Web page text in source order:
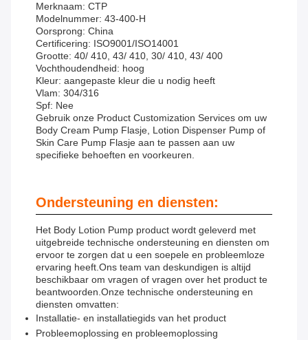
Merknaam: CTP
Modelnummer: 43-400-H
Oorsprong: China
Certificering: ISO9001/ISO14001
Grootte: 40/ 410, 43/ 410, 30/ 410, 43/ 400
Vochthoudendheid: hoog
Kleur: aangepaste kleur die u nodig heeft
Vlam: 304/316
Spf: Nee
Gebruik onze Product Customization Services om uw
Body Cream Pump Flasje, Lotion Dispenser Pump of
Skin Care Pump Flasje aan te passen aan uw
specifieke behoeften en voorkeuren.
Ondersteuning en diensten:
Het Body Lotion Pump product wordt geleverd met
uitgebreide technische ondersteuning en diensten om
ervoor te zorgen dat u een soepele en probleemloze
ervaring heeft.Ons team van deskundigen is altijd
beschikbaar om vragen of vragen over het product te
beantwoorden.Onze technische ondersteuning en
diensten omvatten:
Installatie- en installatiegids van het product
Probleemoplossing en probleemoplossing